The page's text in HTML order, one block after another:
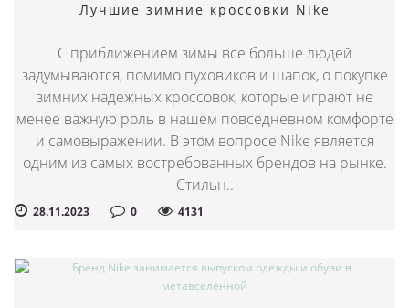
Лучшие зимние кроссовки Nike
С приближением зимы все больше людей
задумываются, помимо пуховиков и шапок, о покупке
зимних надежных кроссовок, которые играют не
менее важную роль в нашем повседневном комфорте
и самовыражении. В этом вопросе Nike является
одним из самых востребованных брендов на рынке.
Стильн..
28.11.2023 0 4131